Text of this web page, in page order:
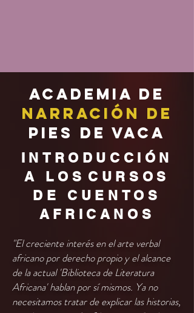
Academia de
narración de
pies de vaca
INTRODUCCIÓN
A LOS CURSOS
DE CUENTOS
AFRICANOS
"El creciente interés en el arte verbal
africano por derecho propio y el alcance
de la actual 'Biblioteca de Literatura
Africana' hablan por sí mismos. Ya no
necesitamos tratar de explicar las historias,